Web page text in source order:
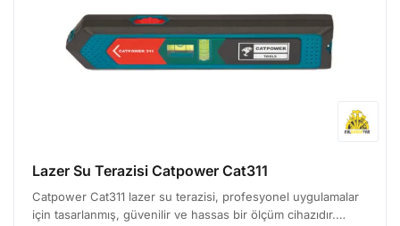
Lazer Su Terazisi Catpower Cat311
Catpower Cat311 lazer su terazisi, profesyonel uygulamalar
için tasarlanmış, güvenilir ve hassas bir ölçüm cihazıdır.